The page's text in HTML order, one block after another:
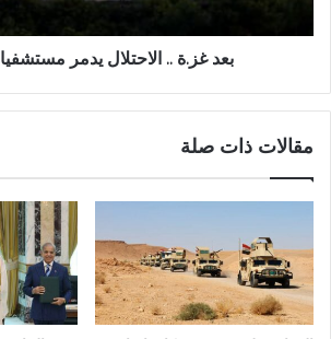
بعد غز.ة .. الاحتلال يدمر
مقالات ذات صلة